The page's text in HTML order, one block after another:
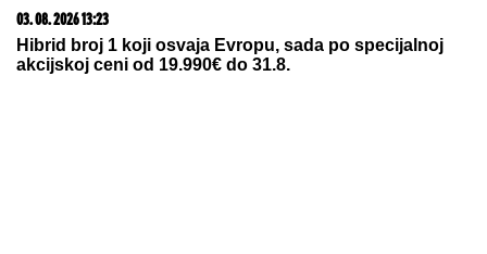
03. 08. 2026 13:23
Hibrid broj 1 koji osvaja Evropu, sada po specijalnoj
akcijskoj ceni od 19.990€ do 31.8.